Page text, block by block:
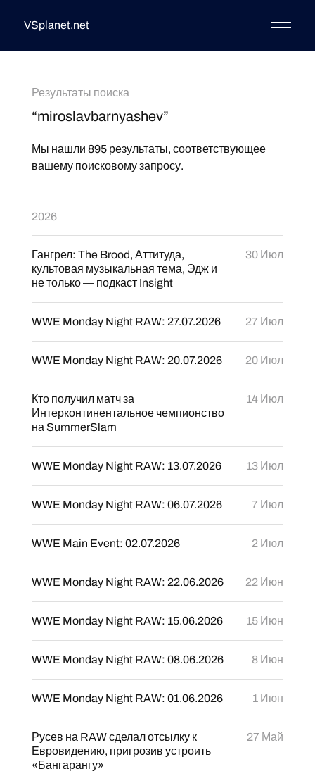
VSplanet.net
Результаты поиска
“miroslavbarnyashev”
Мы нашли 895 результаты, соответствующее
вашему поисковому запросу.
2026
Гангрел: The Brood, Аттитуда,
культовая музыкальная тема, Эдж и
не только — подкаст Insight
30 Июл
WWE Monday Night RAW: 27.07.2026 27 Июл
WWE Monday Night RAW: 20.07.2026 20 Июл
Кто получил матч за
Интерконтинентальное чемпионство
на SummerSlam
14 Июл
WWE Monday Night RAW: 13.07.2026 13 Июл
WWE Monday Night RAW: 06.07.2026 7 Июл
WWE Main Event: 02.07.2026 2 Июл
WWE Monday Night RAW: 22.06.2026 22 Июн
WWE Monday Night RAW: 15.06.2026 15 Июн
WWE Monday Night RAW: 08.06.2026 8 Июн
WWE Monday Night RAW: 01.06.2026 1 Июн
Русев на RAW сделал отсылку к
Евровидению, пригрозив устроить
«Бангарангу»
27 Май